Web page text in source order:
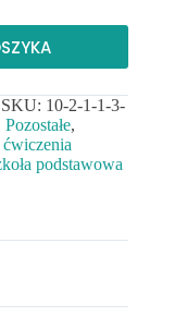
SKU: 10-2-1-1-3-
Pozostałe,
ćwiczenia
podstawowa